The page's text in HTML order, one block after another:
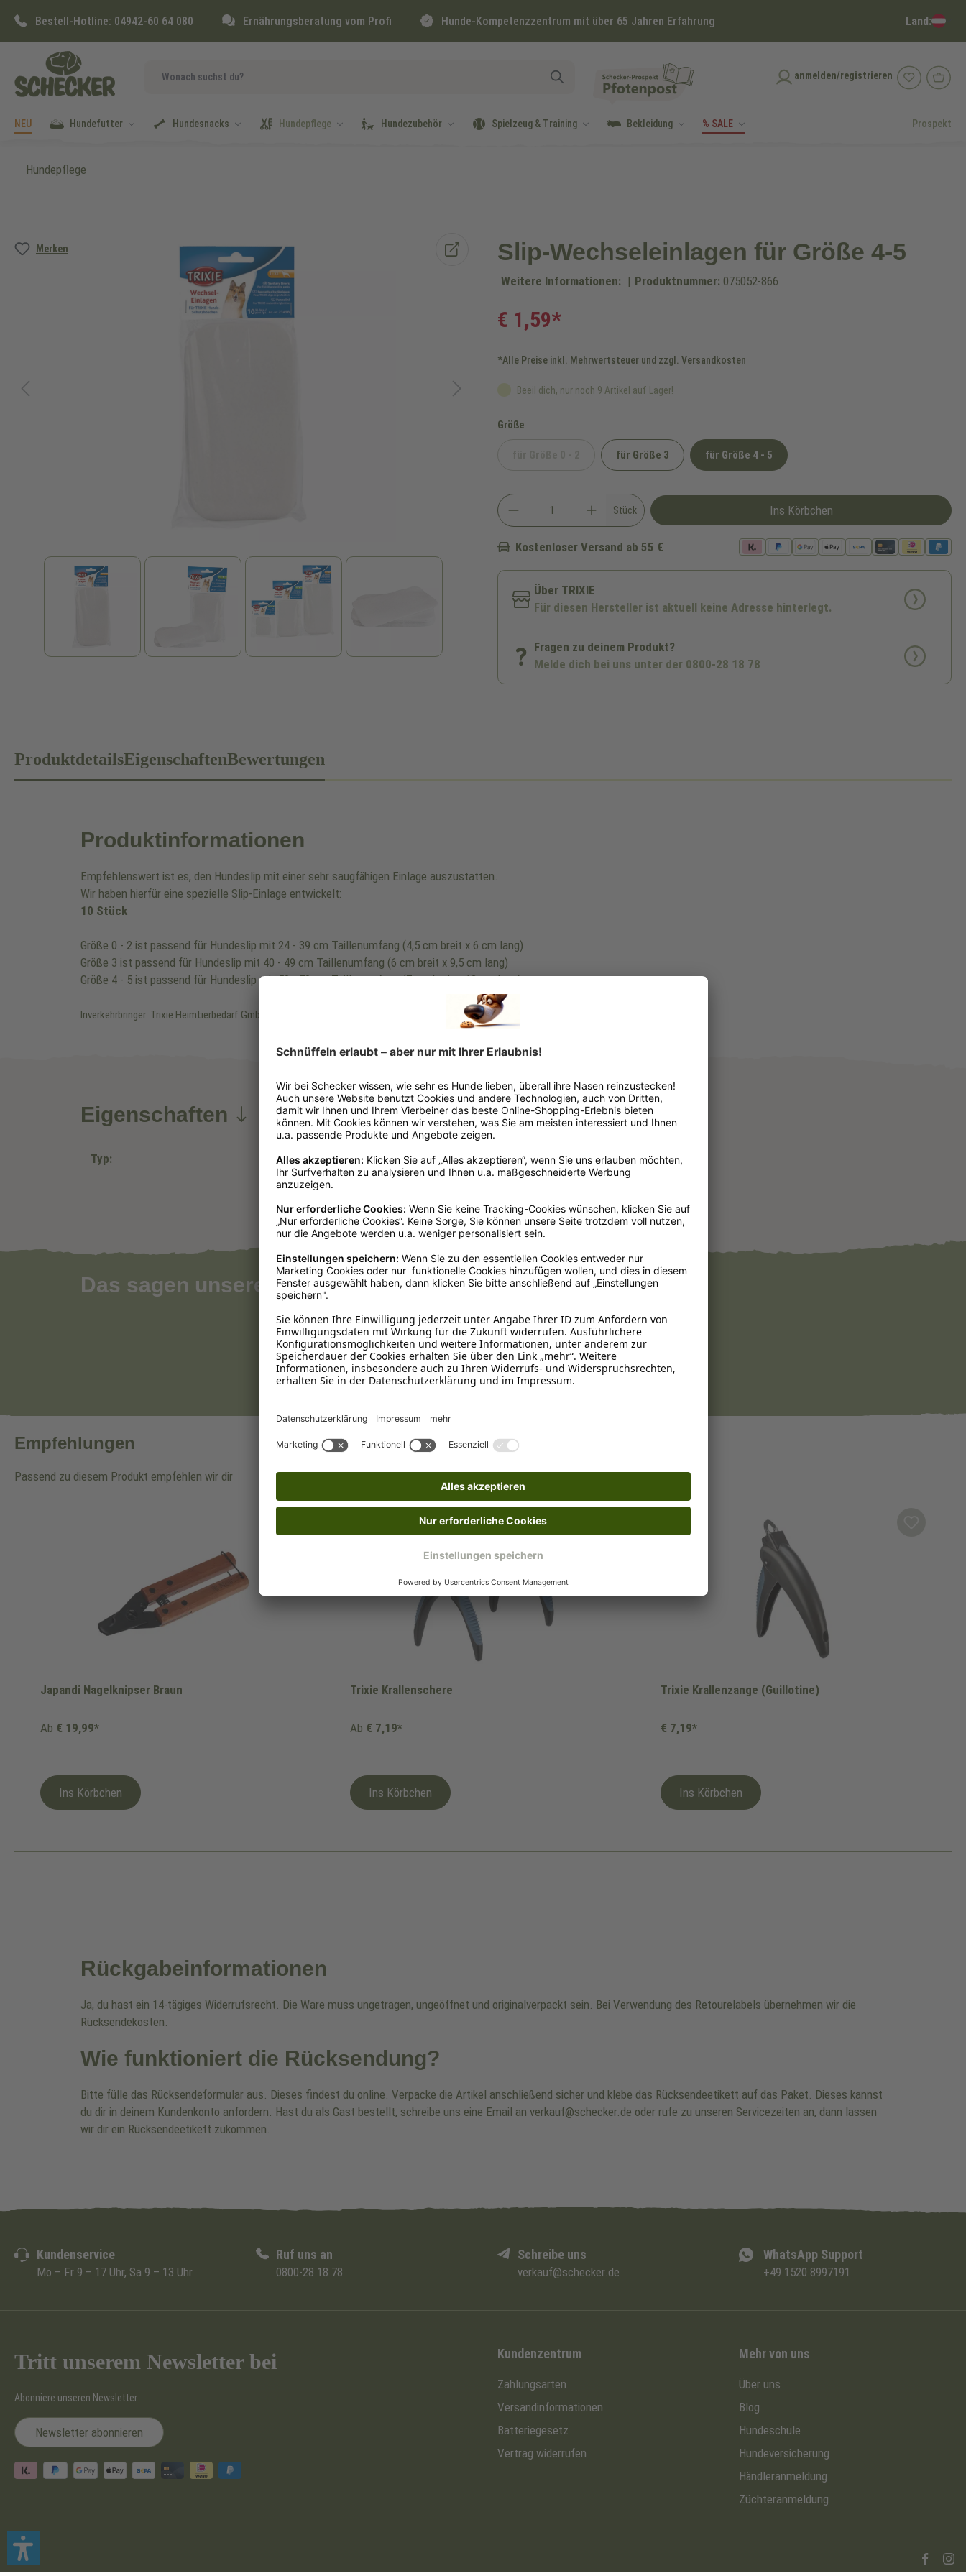
Zur Hauptnavigation springen
Bestell-Hotline: 04942-60 64 080 Ernährungsberatung vom Profi Hunde-Kompetenzzentrum mit über 65 Jahren Erfahrung Land:
anmelden/registrieren
NEU Hundefutter Hundesnacks Hundepflege Hundezubehör Spielzeug & Training Bekleidung % SALE Prospekt
Hundepflege
Merken
Bildergalerie überspringen Slip-Wechseleinlagen für Größe 4-5
Weitere Informationen: | Produktnummer: 075052-866
€ 1,59*
*Alle Preise inkl. Mehrwertsteuer und zzgl. Versandkosten
Beeil dich, nur noch 9 Artikel auf Lager!
Größeauswählen
(Diese Option ist zurzeit nicht verfügbar.)
für Größe 3 für Größe 4 - 5
Stück Ins Körbchen
Kostenloser Versand ab 55 €
Über TRIXIE
Für diesen Hersteller ist aktuell keine Adresse hinterlegt.
Fragen zu deinem Produkt?
Melde dich bei uns unter der 0800-28 18 78
ProduktdetailsEigenschaftenBewertungen
Produktinformationen
Empfehlenswert ist es, den Hundeslip mit einer sehr saugfähigen Einlage auszustatten.
Wir haben hierfür eine spezielle Slip-Einlage entwickelt:
10 Stück
Größe 0 - 2 ist passend für Hundeslip mit 24 - 39 cm Taillenumfang (4,5 cm breit x 6 cm lang)
Größe 3 ist passend für Hundeslip mit 40 - 49 cm Taillenumfang (6 cm breit x 9,5 cm lang)
Größe 4 - 5 ist passend für Hundeslip mit 50 - 70 cm Taillenumfang (7 cm breit x 13 cm lang)
Inverkehrbringer: Trixie Heimtierbedarf GmbH & Co, KG, Industriestr. 32, 24963 Tarp, Homepage: https://www.trixie.de/
Eigenschaften
Typ: Windel / Slip
Das sagen unsere Kunden
Empfehlungen
Passend zu diesem Produkt empfehlen wir dir
Japandi Nagelknipser Braun
Ab € 19,99*
Ins Körbchen
Trixie Krallenschere
Ab € 7,19*
Ins Körbchen
Trixie Krallenzange (Guillotine)
€ 7,19*
Ins Körbchen
Rückgabeinformationen
Ja, du hast ein 14-tägiges Widerrufsrecht. Die Ware muss ungetragen, ungeöffnet und originalverpackt sein. Bei Verwendung des Retourelabels übernehmen wir die
Rücksendekosten.
Wie funktioniert die Rücksendung?
Bitte fülle das Rücksendeformular aus. Dieses findest du online. Verpacke die Artikel anschließend sicher und klebe das Rücksendeetikett auf das Paket. Dieses kannst
du dir in deinem Kundenkonto anfordern. Hast du als Gast bestellt, schreibe uns eine Email an verkauf@schecker.de oder rufe zu unseren Servicezeiten an, dann lassen
wir dir ein Rücksendeetikett zukommen.
Kundenservice
Mo – Fr 9 – 17 Uhr, Sa 9 – 13 Uhr
Ruf uns an
0800-28 18 78
Schreibe uns
verkauf@schecker.de
WhatsApp Support
+49 1520 8997191
Tritt unserem Newsletter bei
Abonniere unseren Newsletter.
Newsletter abonnieren
Kundenzentrum
Zahlungsarten
Versandinformationen
Batteriegesetz
Vertrag widerrufen
Mehr von uns
Über uns
Blog
Hundeschule
Hundeversicherung
Händleranmeldung
Züchteranmeldung